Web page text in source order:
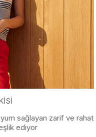
sağlayan zarif ve rahat
ediyor